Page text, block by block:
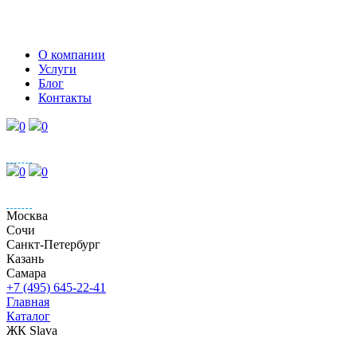
О компании
Услуги
Блог
Контакты
0 0
0 0
Москва
Сочи
Санкт-Петербург
Казань
Самара
+7 (495) 645-22-41
Главная
Каталог
ЖК Slava